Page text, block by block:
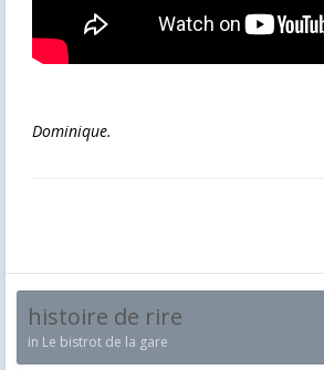
Dominique.
histoire de rire
in Le bistrot de la gare